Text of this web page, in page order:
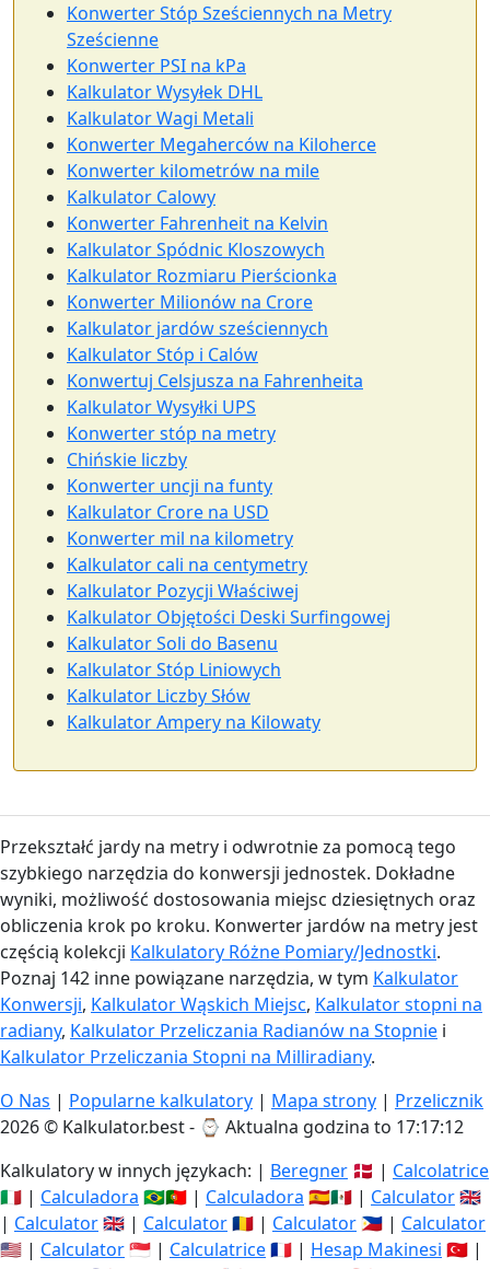
Konwerter Stóp Sześciennych na Metry
Sześcienne
Konwerter PSI na kPa
Kalkulator Wysyłek DHL
Kalkulator Wagi Metali
Konwerter Megaherców na Kiloherce
Konwerter kilometrów na mile
Kalkulator Calowy
Konwerter Fahrenheit na Kelvin
Kalkulator Spódnic Kloszowych
Kalkulator Rozmiaru Pierścionka
Konwerter Milionów na Crore
Kalkulator jardów sześciennych
Kalkulator Stóp i Calów
Konwertuj Celsjusza na Fahrenheita
Kalkulator Wysyłki UPS
Konwerter stóp na metry
Chińskie liczby
Konwerter uncji na funty
Kalkulator Crore na USD
Konwerter mil na kilometry
Kalkulator cali na centymetry
Kalkulator Pozycji Właściwej
Kalkulator Objętości Deski Surfingowej
Kalkulator Soli do Basenu
Kalkulator Stóp Liniowych
Kalkulator Liczby Słów
Kalkulator Ampery na Kilowaty
Przekształć jardy na metry i odwrotnie za pomocą tego
szybkiego narzędzia do konwersji jednostek. Dokładne
wyniki, możliwość dostosowania miejsc dziesiętnych oraz
obliczenia krok po kroku. Konwerter jardów na metry jest
częścią kolekcji Kalkulatory Różne Pomiary/Jednostki.
Poznaj 142 inne powiązane narzędzia, w tym Kalkulator
Konwersji, Kalkulator Wąskich Miejsc, Kalkulator stopni na
radiany, Kalkulator Przeliczania Radianów na Stopnie i
Kalkulator Przeliczania Stopni na Milliradiany.
O Nas | Popularne kalkulatory | Mapa strony | Przelicznik
2026 © Kalkulator.best - ⌚ Aktualna godzina to 17:17:13
Kalkulatory w innych językach: | Beregner 🇩🇰 | Calcolatrice
🇮🇹 | Calculadora 🇧🇷🇵🇹 | Calculadora 🇪🇸🇲🇽 | Calculator🇬🇧
| Calculator🇬🇧 | Calculator🇷🇴 | Calculator 🇵🇭 | Calculator
🇺🇸 | Calculator🇸🇬 | Calculatrice🇫🇷 | Hesap Makinesi 🇹🇷 |